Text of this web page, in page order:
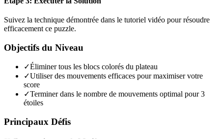
Suivez la technique démontrée dans le tutoriel vidéo pour résoudre
efficacement ce puzzle.
Objectifs du Niveau
✓Éliminer tous les blocs colorés du plateau
✓Utiliser des mouvements efficaces pour maximiser votre
score
✓Terminer dans le nombre de mouvements optimal pour 3
étoiles
Principaux Défis